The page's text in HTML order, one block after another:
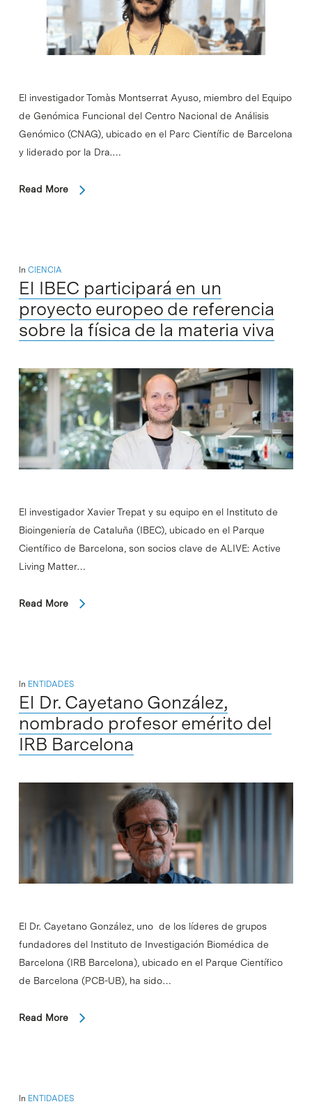
El investigador Tomàs Montserrat Ayuso, miembro del Equipo
de Genómica Funcional del Centro Nacional de Análisis
Genómico (CNAG), ubicado en el Parc Científic de Barcelona
y liderado por la Dra.…
Read More
In CIENCIA
El IBEC participará en un
proyecto europeo de referencia
sobre la física de la materia viva
El investigador Xavier Trepat y su equipo en el Instituto de
Bioingeniería de Cataluña (IBEC), ubicado en el Parque
Científico de Barcelona, son socios clave de ALIVE: Active
Living Matter…
Read More
In ENTIDADES
El Dr. Cayetano González,
nombrado profesor emérito del
IRB Barcelona
El Dr. Cayetano González, uno de los líderes de grupos
fundadores del Instituto de Investigación Biomédica de
Barcelona (IRB Barcelona), ubicado en el Parque Científico
de Barcelona (PCB-UB), ha sido…
Read More
In ENTIDADES